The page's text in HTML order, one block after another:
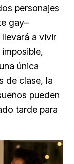
personajes
gay–
llevará a vivir
única
de clase, la
pueden
tarde para